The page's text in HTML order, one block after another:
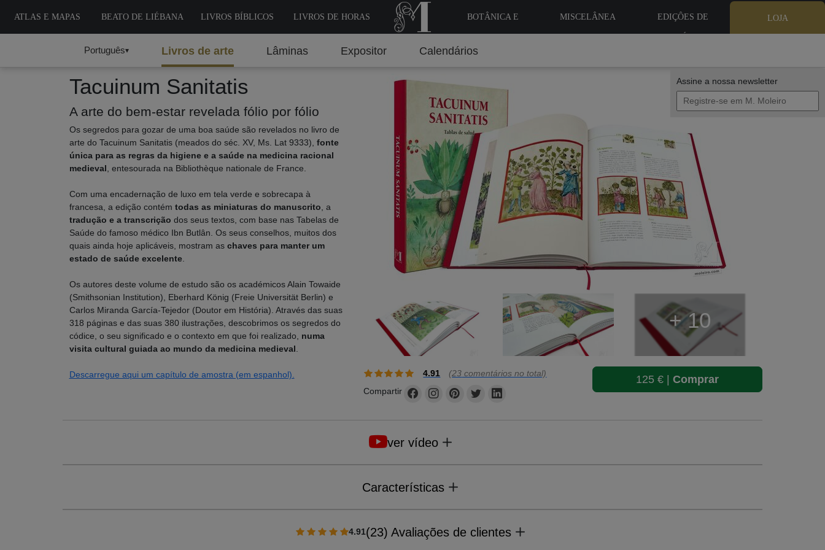
Assine a nossa newsletter
ATLAS E MAPAS BEATO DE LIÉBANA LIVROS BÍBLICOS LIVROS DE HORAS LOJA
EDIÇÔES DE
MISCELÂNEA
BOTÂNICA E
Português▾ Livros de arte Lâminas Expositor Calendários
Tacuinum Sanitatis
A arte do bem-estar revelada fólio por fólio
Os segredos para gozar de uma boa saúde são revelados no livro de
arte do Tacuinum Sanitatis (meados do séc. XV, Ms. Lat 9333), fonte
única para as regras da higiene e a saúde na medicina racional
medieval , entesourada na Bibliothèque nationale de France.
Com uma encadernação de luxo em tela verde e sobrecapa à
francesa, a edição contém todas as miniaturas do manuscrito , a
tradução e a transcrição dos seus textos, com base nas Tabelas de
Saúde do famoso médico Ibn Butlân. Os seus conselhos, muitos dos
quais ainda hoje aplicáveis, mostram as chaves para manter um
estado de saúde excelente.
Os autores deste volume de estudo são os académicos Alain Towaide
(Smithsonian Institution), Eberhard König (Freie Universität Berlin) e
Carlos Miranda García-Tejedor (Doutor em História). Através das suas
318 páginas e das suas 380 ilustrações, descobrimos os segredos do
códice, o seu significado e o contexto em que foi realizado, numa
visita cultural guiada ao mundo da medicina medieval
Descarregue aqui um capítulo de amostra (em espanhol).
+ 10
4.91 (23 comentários no total)
Compartir
125 € | Comprar
ver vídeo
Características
Formato:240 mm x 340 mm
4.91(23) Avaliações de clientes